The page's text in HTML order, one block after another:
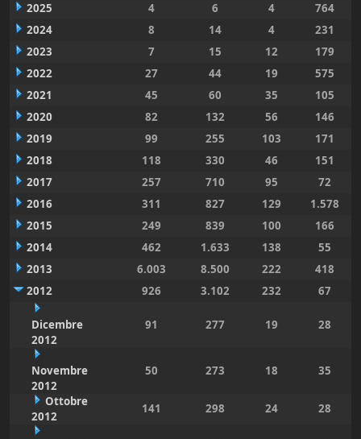
2025
4 6 4
764
2024
8 14 4
231
2023
7 15 12
179
2022
27 44 19
575
2021
45 60 35
105
2020
82 132 56
146
2019
99 255 103
171
2018
118 330 46
151
2017
257 710 95
72
2016
311 827 129
1.578
2015
249 839 100
166
2014
462 1.633 138
55
2013
6.003 8.500 222
418
2012
926 3.102 232 67
Dicembre
2012
91 277 19 28
Novembre
2012
50 273 18 35
Ottobre
2012
141 298 24 28